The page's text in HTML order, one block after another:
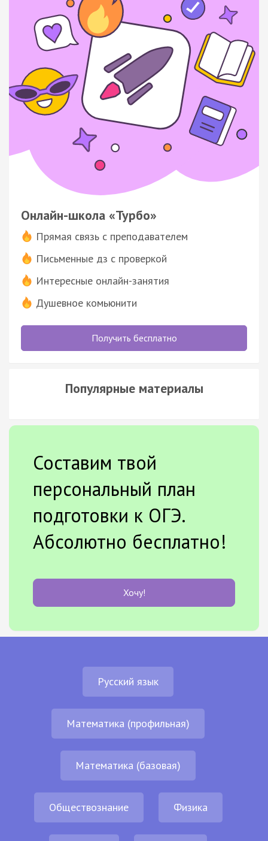
Онлайн-школа «Турбо»
Прямая связь с преподавателем
Письменные дз с проверкой
Интересные онлайн-занятия
Душевное комьюнити
Получить бесплатно
Популярные материалы
Составим твой
персональный план
подготовки к ОГЭ.
Абсолютно бесплатно!
Хочу!
Русский язык
Математика (профильная)
Математика (базовая)
Обществознание Физика